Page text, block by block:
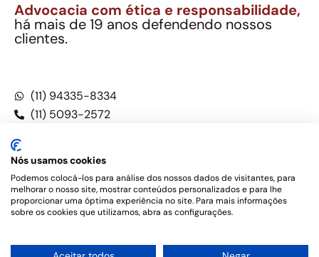
Advocacia com ética e responsabilidade,
há mais de 19 anos defendendo nossos
clientes.
(11) 94335-8334
(11) 5093-2572
Este site não é um produto Meta Platforms, Inc., Google LLC,
tampouco oferece serviços públicos oficiais. Somos um
o Código de Ética e Disciplina da OAB do Brasil – Alexandre
Nós usamos cookies
Podemos colocá-los para análise dos nossos dados de visitantes, para
melhorar o nosso site, mostrar conteúdos personalizados e para lhe
proporcionar uma óptima experiência no site. Para mais informações
sobre os cookies que utilizamos, abra as configurações.